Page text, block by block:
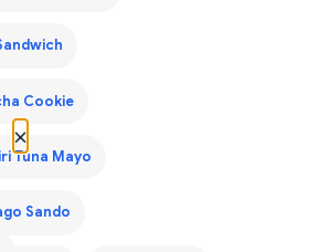
Cookie
Tuna Mayo
Sando
×